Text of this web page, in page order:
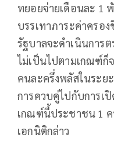
ทยอยจ่ายเดือนละ 1
บรรเทาภาระค่าครอ
รัฐบาลจะดำเนินการ
ไม่เป็นไปตามเกณฑ์ก็
คนละครึ่งพลัสในระย
การควบคู่ไปกับการเ
เกณฑ์นี้ประชาชน 1 ค
เอกนิติกล่าว